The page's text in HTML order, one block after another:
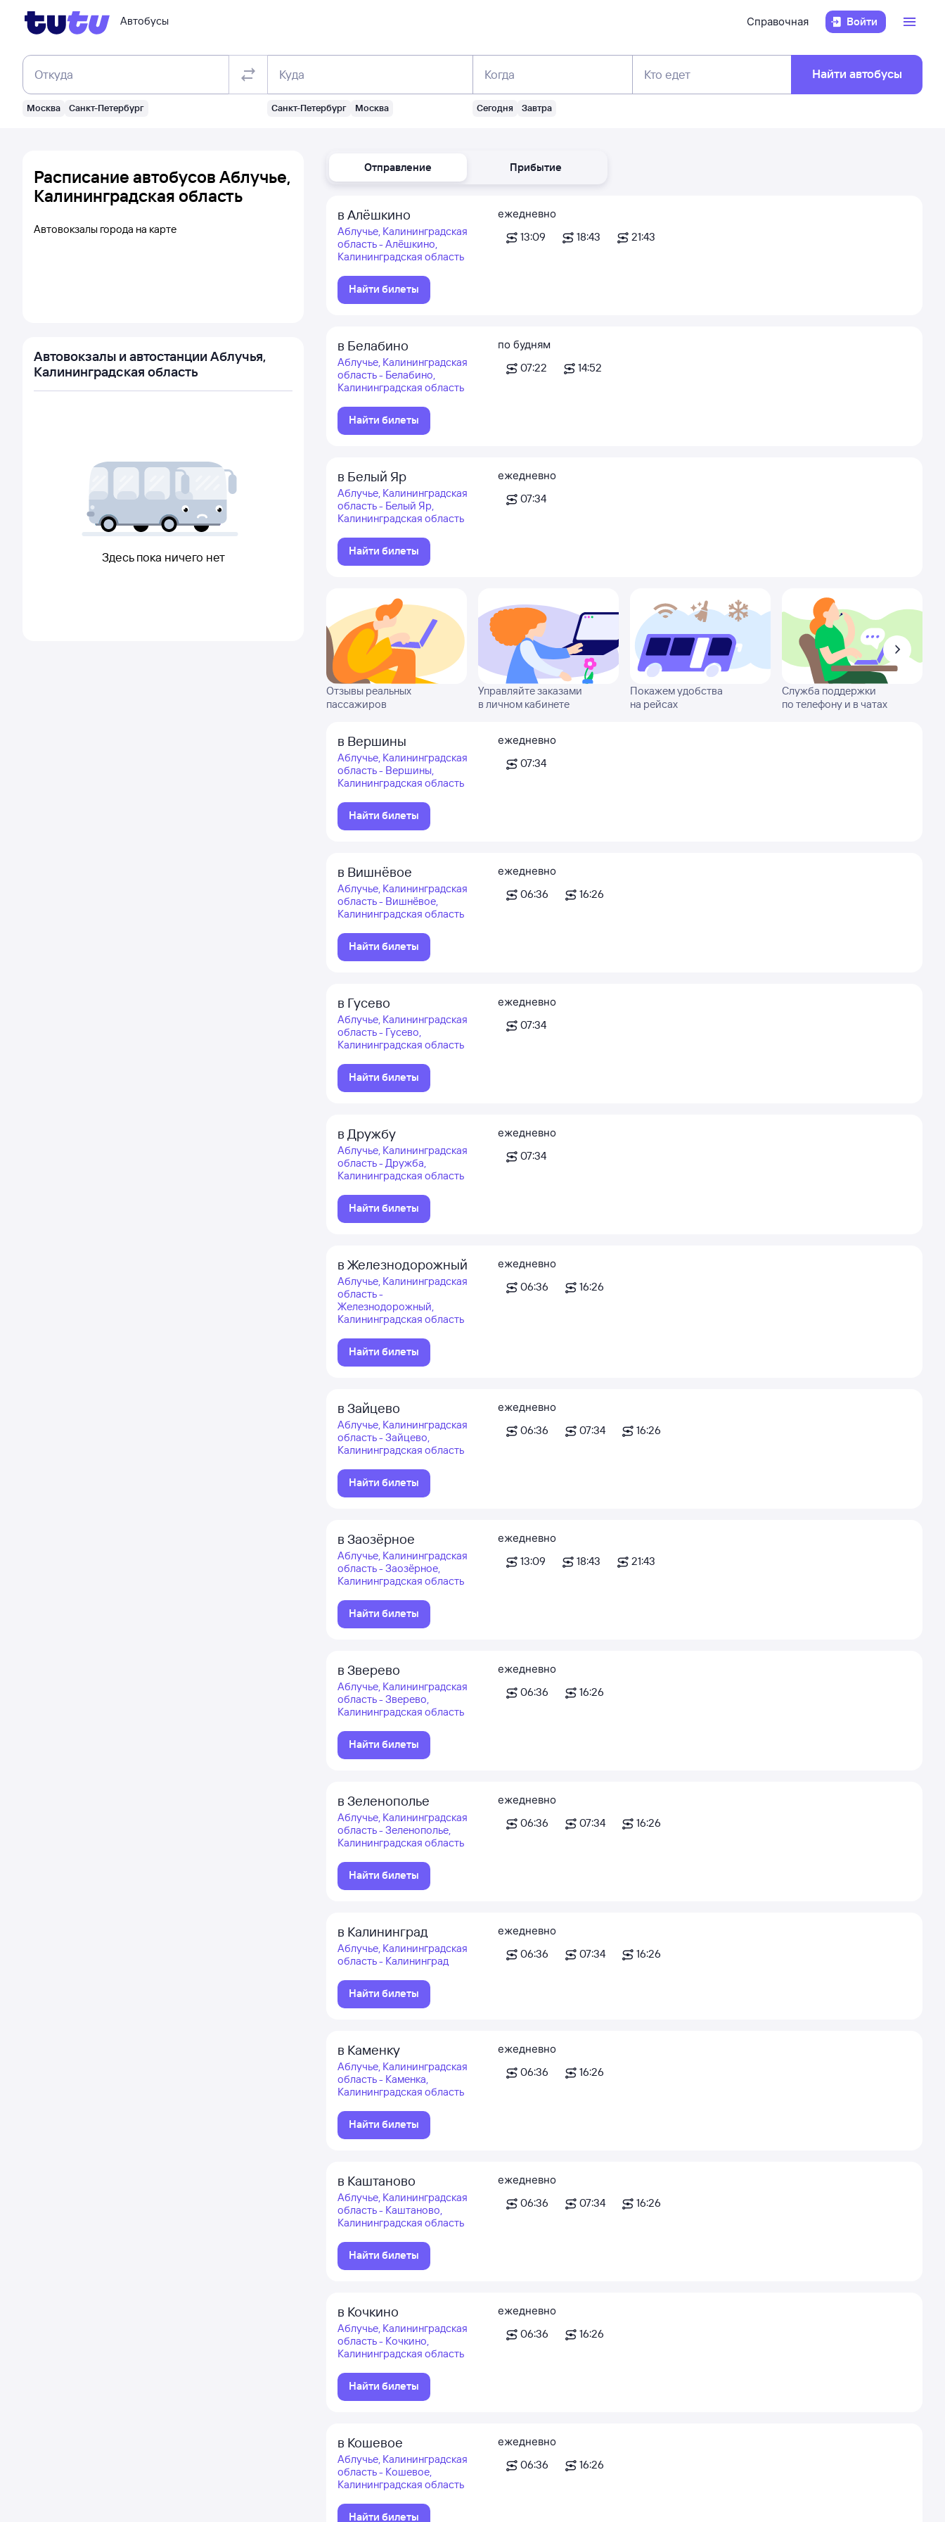
Автобусы Справочная Войти
Откуда
Москва Санкт-Петербург
Куда
Санкт-Петербург Москва
Когда
Сегодня Завтра
Кто едет Найти автобусы
Отправление Прибытие
в Алёшкино
Аблучье, Калининградская
область - Алёшкино,
Калининградская область
Найти билеты
ежедневно
13:09
18:43 21:43
в Белабино
Аблучье, Калининградская
область - Белабино,
Калининградская область
Найти билеты
по будням
07:22
14:52
в Белый Яр
Аблучье, Калининградская
область - Белый Яр,
Калининградская область
Найти билеты
ежедневно
07:34
Отзывы реальных
пассажиров
Управляйте заказами
в личном кабинете
Покажем удобства
на рейсах
Служба поддержки
по телефону и в чатах
в Вершины
Аблучье, Калининградская
область - Вершины,
Калининградская область
Найти билеты
ежедневно
07:34
в Вишнёвое
Аблучье, Калининградская
область - Вишнёвое,
Калининградская область
Найти билеты
ежедневно
06:36
16:26
в Гусево
Аблучье, Калининградская
область - Гусево,
Калининградская область
Найти билеты
ежедневно
07:34
в Дружбу
Аблучье, Калининградская
область - Дружба,
Калининградская область
Найти билеты
ежедневно
07:34
в Железнодорожный
Аблучье, Калининградская
область -
Железнодорожный,
Калининградская область
Найти билеты
ежедневно
06:36
16:26
в Зайцево
Аблучье, Калининградская
область - Зайцево,
Калининградская область
Найти билеты
ежедневно
06:36
07:34 16:26
в Заозёрное
Аблучье, Калининградская
область - Заозёрное,
Калининградская область
Найти билеты
ежедневно
13:09
18:43 21:43
в Зверево
Аблучье, Калининградская
область - Зверево,
Калининградская область
Найти билеты
ежедневно
06:36
16:26
в Зеленополье
Аблучье, Калининградская
область - Зеленополье,
Калининградская область
Найти билеты
ежедневно
06:36
07:34 16:26
в Калининград
Аблучье, Калининградская
область - Калининград
Найти билеты
ежедневно
06:36
07:34 16:26
в Каменку
Аблучье, Калининградская
область - Каменка,
Калининградская область
Найти билеты
ежедневно
06:36
16:26
в Каштаново
Аблучье, Калининградская
область - Каштаново,
Калининградская область
Найти билеты
ежедневно
06:36
07:34 16:26
в Кочкино
Аблучье, Калининградская
область - Кочкино,
Калининградская область
Найти билеты
ежедневно
06:36
16:26
в Кошевое
Аблучье, Калининградская
область - Кошевое,
Калининградская область
Найти билеты
ежедневно
06:36
16:26
Расписание автобусов Аблучье,
Калининградская область
Автовокзалы города на карте
Автовокзалы и автостанции Аблучья,
Калининградская область
Здесь пока ничего нет